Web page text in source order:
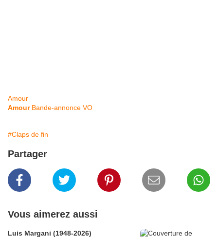
Amour
AmourBande-annonce VO
#Claps de fin
Partager
Vous aimerez aussi
Luis Margani (1948-2026)